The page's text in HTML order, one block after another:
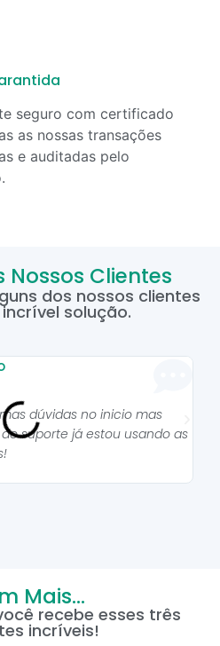
seguro com certificado
as nossas transações
e auditadas pelo
Nossos Clientes
dos nossos clientes
solução.
dúvidas no inicio mas
suporte já estou usando as
Mais...
recebe esses três
incríveis!